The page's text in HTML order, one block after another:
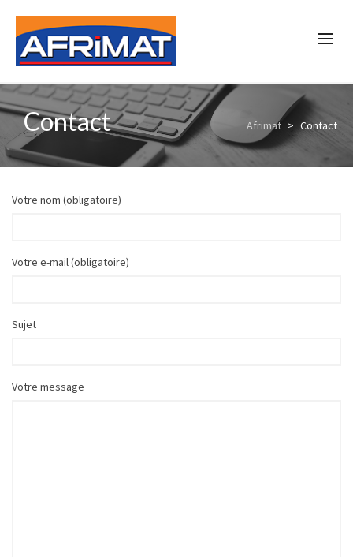
Contact Afrimat > Contact
Votre nom (obligatoire)
Votre e-mail (obligatoire)
Sujet
Votre message